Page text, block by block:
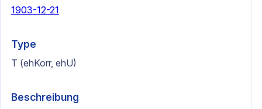
1903-12-21
Type
T (ehKorr, ehU)
Beschreibung